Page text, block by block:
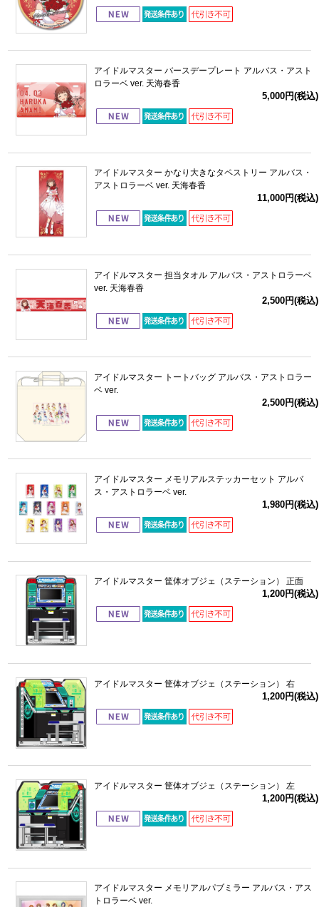
アイドルマスター バースデープレート アルバス・アスト
ロラーベ ver. 天海春香
5,000円(税込)
アイドルマスター かなり大きなタペストリー アルバス・
アストロラーベ ver. 天海春香
11,000円(税込)
アイドルマスター 担当タオル アルバス・アストロラーベ
ver. 天海春香
2,500円(税込)
アイドルマスター トートバッグ アルバス・アストロラー
ベ ver.
2,500円(税込)
アイドルマスター メモリアルステッカーセット アルバ
ス・アストロラーベ ver.
1,980円(税込)
アイドルマスター 筐体オブジェ（ステーション） 正面
1,200円(税込)
アイドルマスター 筐体オブジェ（ステーション） 右
1,200円(税込)
アイドルマスター 筐体オブジェ（ステーション） 左
1,200円(税込)
アイドルマスター メモリアルパブミラー アルバス・アス
トロラーベ ver.